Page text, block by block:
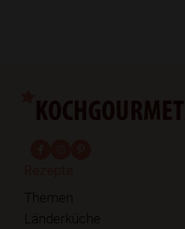
Themen
Länderküche